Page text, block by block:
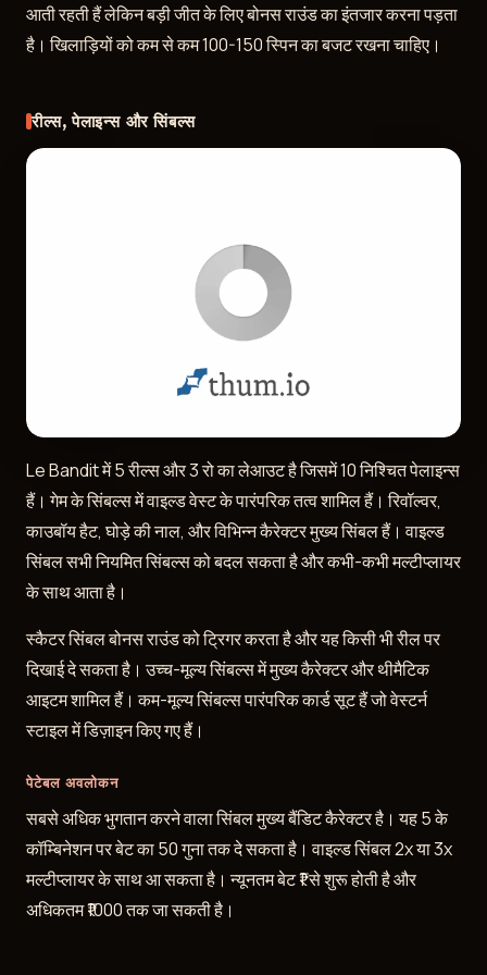
आती रहती हैं लेकिन बड़ी जीत के लिए बोनस राउंड का इंतजार करना पड़ता
है। खिलाड़ियों को कम से कम 100-150 स्पिन का बजट रखना चाहिए।
रील्स, पेलाइन्स और सिंबल्स
Le Bandit में 5 रील्स और 3 रो का लेआउट है जिसमें 10 निश्चित पेलाइन्स
हैं। गेम के सिंबल्स में वाइल्ड वेस्ट के पारंपरिक तत्व शामिल हैं। रिवॉल्वर,
काउबॉय हैट, घोड़े की नाल, और विभिन्न कैरेक्टर मुख्य सिंबल हैं। वाइल्ड
सिंबल सभी नियमित सिंबल्स को बदल सकता है और कभी-कभी मल्टीप्लायर
के साथ आता है।
स्कैटर सिंबल बोनस राउंड को ट्रिगर करता है और यह किसी भी रील पर
दिखाई दे सकता है। उच्च-मूल्य सिंबल्स में मुख्य कैरेक्टर और थीमैटिक
आइटम शामिल हैं। कम-मूल्य सिंबल्स पारंपरिक कार्ड सूट हैं जो वेस्टर्न
स्टाइल में डिज़ाइन किए गए हैं।
पेटेबल अवलोकन
सबसे अधिक भुगतान करने वाला सिंबल मुख्य बैंडिट कैरेक्टर है। यह 5 के
कॉम्बिनेशन पर बेट का 50 गुना तक दे सकता है। वाइल्ड सिंबल 2x या 3x
मल्टीप्लायर के साथ आ सकता है। न्यूनतम बेट ₹1 से शुरू होती है और
अधिकतम ₹1000 तक जा सकती है।